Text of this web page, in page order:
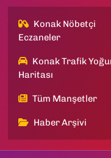
Konak Nöbetçi
Eczaneler
Konak Trafik
Haritası
Tüm Manşetler
Haber Arşivi